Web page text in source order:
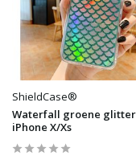
ShieldCase®
Waterfall groene glitter
iPhone X/Xs